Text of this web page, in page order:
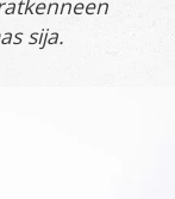
sija.